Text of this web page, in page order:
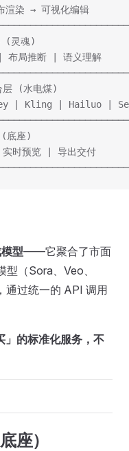
渲染 → 可视化编辑
(灵魂)
布局推断 | 语义理解
层 (水电煤)
| Kling | Hailuo |
(底座)
实时预览 | 导出交付
型——它聚合了市面
（Sora、Veo、
通过统一的 API 调用
」的标准化服务，不
座）